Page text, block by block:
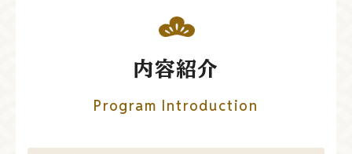
内容紹介
Program Introduction